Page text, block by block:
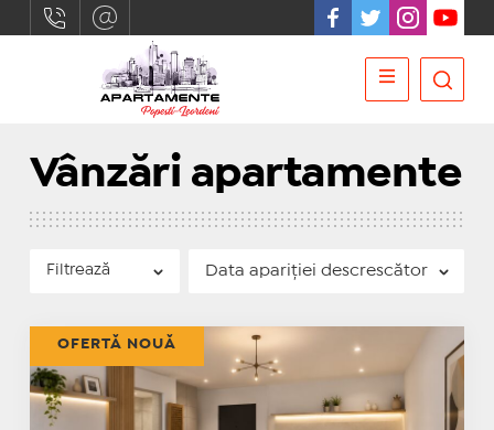
Vânzări apartamente
Filtrează
OFERTĂ NOUĂ